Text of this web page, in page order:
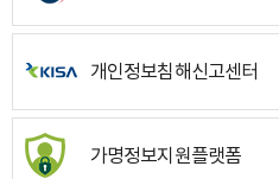
개인정보침해신고센터
가명정보지원플랫폼